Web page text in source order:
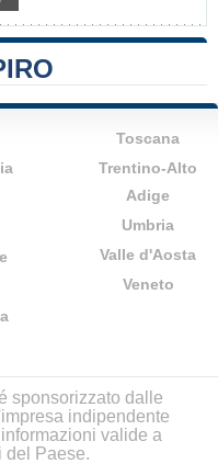
Toscana
Trentino-Alto
Adige
Umbria
Valle d'Aosta
Veneto
sponsorizzato dalle
indipendente
valide a
del Paese.